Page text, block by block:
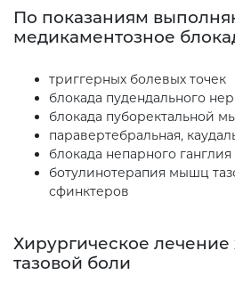
По показаниям
медикаментозное
триггерных болевых точек
блокада пудендального
блокада пуборектальной
паравертебральная,
блокада непарного ганглия
ботулинотерапия мышц
сфинктеров
Хирургическое
тазовой боли